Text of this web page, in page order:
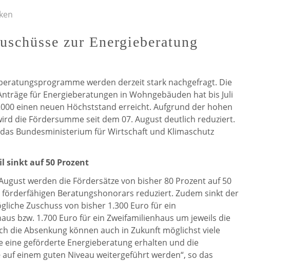
auf
auf
zur Energieberatung
werden derzeit stark nachgefragt. Die
für Energieberatungen in Wohngebäuden hat bis Juli
einen neuen Höchststand erreicht. Aufgrund der hohen
die Fördersumme seit dem 07. August deutlich reduziert.
Bundesministerium für Wirtschaft und Klimaschutz
sinkt auf 50 Prozent
werden die Fördersätze von bisher 80 Prozent auf 50
förderfähigen Beratungshonorars reduziert. Zudem sinkt der
Zuschuss von bisher 1.300 Euro für ein
bzw. 1.700 Euro für ein Zweifamilienhaus um jeweils die
die Absenkung können auch in Zukunft möglichst viele
eine geförderte Energieberatung erhalten und die
einem guten Niveau weitergeführt werden“, so das